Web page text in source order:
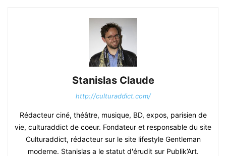
Stanislas Claude
http://culturaddict.com/
Rédacteur ciné, théâtre, musique, BD, expos, parisien de
vie, culturaddict de coeur. Fondateur et responsable du site
Culturaddict, rédacteur sur le site lifestyle Gentleman
moderne. Stanislas a le statut d'érudit sur Publik’Art.